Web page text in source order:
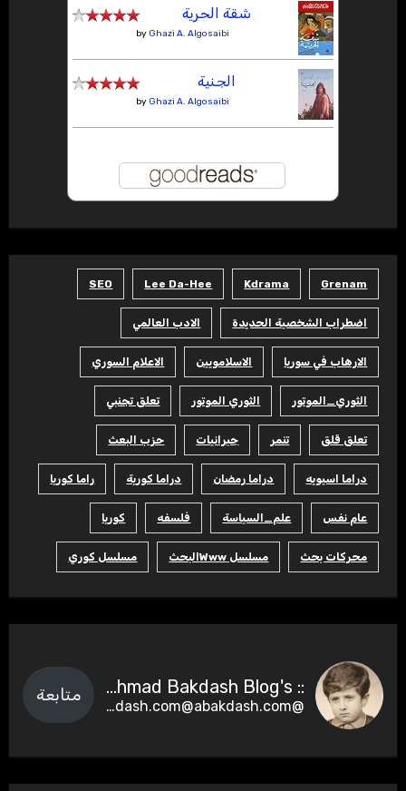
شقة الحرية
by Ghazi A. Algosaibi
الجنية
by Ghazi A. Algosaibi
Grenam
Kdrama
Lee Da-Hee
SEO
اضطراب الشخصية الحديدة الادب العالمي
الارهاب في سوريا الاسلامويين الاعلام السوري
الثوري_الموتور الثوري الموتور تعلق تجنبي
تعلق قلق تنمر جبرانيات حزب البعث
دراما اسيويه دراما رمضان دراما كورية راما كوريا
عام نفس علم_السياسة فلسفه كوريا
محركات بحث مسلسل Wwwالبحث مسلسل كوري
:: Ahmad Bakdash Blog's ::
@abakdash.com@abakdash.com
متابعة